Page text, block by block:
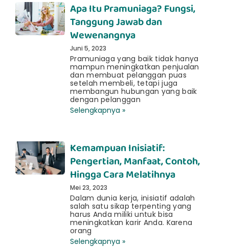
Apa Itu Pramuniaga? Fungsi,
Tanggung Jawab dan
Wewenangnya
Juni 5, 2023
Pramuniaga yang baik tidak hanya
mampun meningkatkan penjualan
dan membuat pelanggan puas
setelah membeli, tetapi juga
membangun hubungan yang baik
dengan pelanggan
Selengkapnya »
Kemampuan Inisiatif:
Pengertian, Manfaat, Contoh,
Hingga Cara Melatihnya
Mei 23, 2023
Dalam dunia kerja, inisiatif adalah
salah satu sikap terpenting yang
harus Anda miliki untuk bisa
meningkatkan karir Anda. Karena
orang
Selengkapnya »